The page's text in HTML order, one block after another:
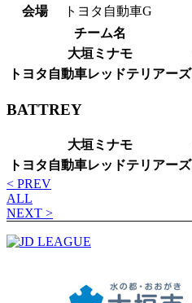
会場
トヨタ自動車G
チーム名
大垣ミナモ
トヨタ自動車レッドテリアーズ
BATTREY
大垣ミナモ
トヨタ自動車レッドテリアーズ
< PREV
ALL
NEXT >